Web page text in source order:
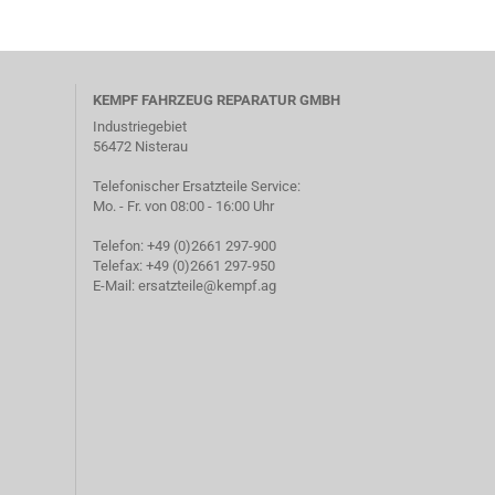
Drehschieberventile
Liftachsventile
Luftfederventile
Überströmventil
Luftzylinder
KEMPF FAHRZEUG REPARATUR GMBH
Industriegebiet
56472 Nisterau
Telefonischer Ersatzteile Service:
Mo. - Fr. von 08:00 - 16:00 Uhr
Telefon: +49 (0)2661 297-900
Telefax: +49 (0)2661 297-950
E-Mail: ersatzteile@kempf.ag